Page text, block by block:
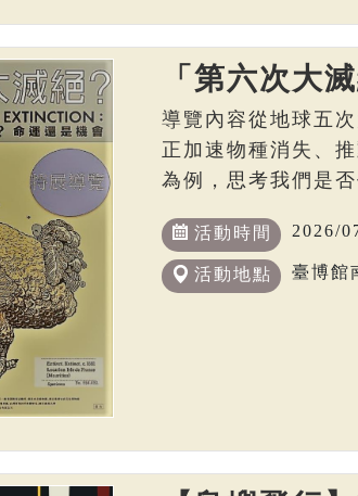
「第六次大
導覽內容從地球五
正加速物種消失、
為例，思考我們是
活動時間 2026/
活動地點 臺博館